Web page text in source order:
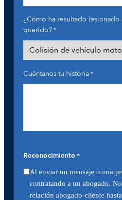
¿Cómo ha resultado lesionado
querido?*
Cuéntanos tu historia*
Reconocimiento *
Al enviar un mensaje o una
contratando a un abogado.
relación abogado-cliente